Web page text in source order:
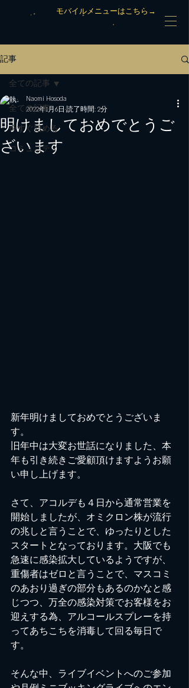
モバイルメニューはこちら→
記事
全ての記事
今すぐ始める
コミュニティ
全ての記事
明けましておめでとうご
ざいます
Naomi Hosoda
2022年1月6日 読了時間: 2分
新年明けましておめでとうございま
す。
旧年中は大変お世話になりました、本
年も引き続きご愛顧頂けますようお願
い申し上げます。
さて、アコルデも４日から通常営業を
開始しましたが、オミクロン株が流行
の兆しと言うことで、ゆったりとした
スタートとなっております。大阪でも
急速に感染拡大しているようですが、
重傷者はゼロと言うことで、マスコミ
のあおり過ぎの部分もあるのかなと感
じつつ、万全の感染対策でお客様をお
迎えする為、アルコールスプレーを持
ってあちこちを消毒して回る毎日で
す。
そんな中、ライブイベントへのご参加